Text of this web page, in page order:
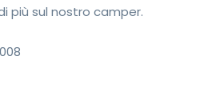
più sul nostro camper.